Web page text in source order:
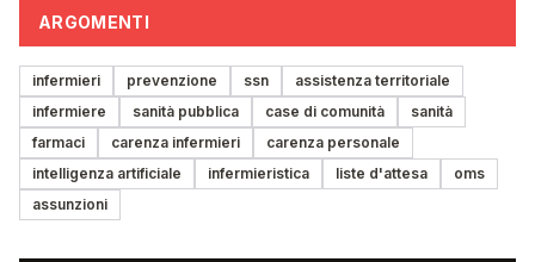
ARGOMENTI
infermieri prevenzione ssn
assistenza territoriale
infermiere
sanità pubblica case di comunità
sanità
farmaci
carenza infermieri
carenza personale
intelligenza artificiale
infermieristica liste d'attesa
oms
assunzioni